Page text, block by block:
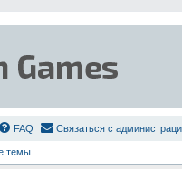
FAQ Связаться с
темы